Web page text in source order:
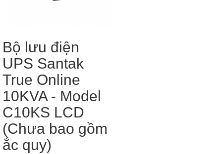
Bộ lưu điện
UPS Santak
True Online
10KVA - Model
C10KS LCD
(Chưa bao gồm
ắc quy)